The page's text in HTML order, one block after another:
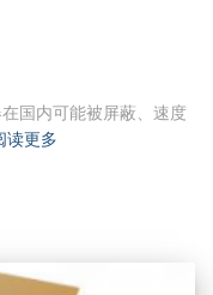
国内可能被屏蔽、速度
读更多